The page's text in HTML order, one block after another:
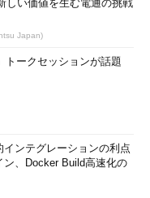
しい価値を生む電通の挑戦
Japan)
トークセッションが話題
インテグレーションの利点
ン、Docker Build高速化の